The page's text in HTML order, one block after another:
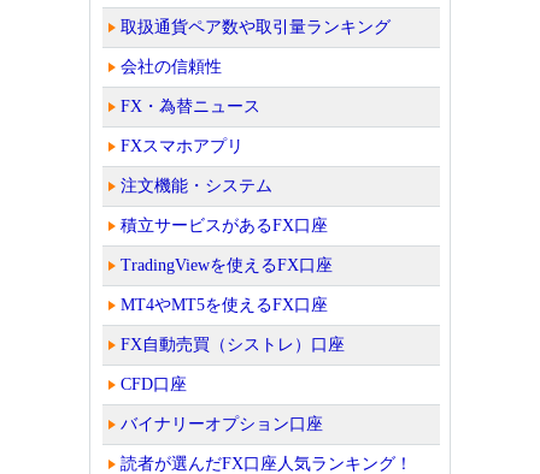
取扱通貨ペア数や取引量ランキング
会社の信頼性
FX・為替ニュース
FXスマホアプリ
注文機能・システム
積立サービスがあるFX口座
TradingViewを使えるFX口座
MT4やMT5を使えるFX口座
FX自動売買（シストレ）口座
CFD口座
バイナリーオプション口座
読者が選んだFX口座人気ランキング！